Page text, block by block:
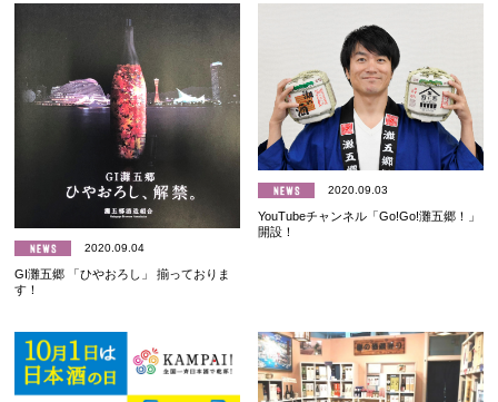
2020.09.04
GI灘五郷 「ひやおろし」 揃っておりま
す！
2020.09.03
YouTubeチャンネル「Go!Go!灘五郷！」
開設！